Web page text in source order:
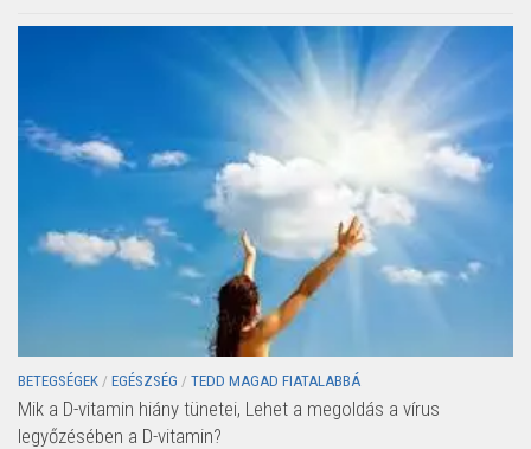
BETEGSÉGEK / EGÉSZSÉG / TEDD MAGAD FIATALABBÁ
Mik a D-vitamin hiány tünetei, Lehet a megoldás a vírus
legyőzésében a D-vitamin?